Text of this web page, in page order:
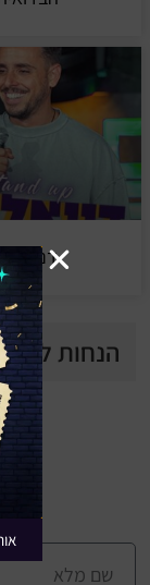
דניאל חן
הנחות